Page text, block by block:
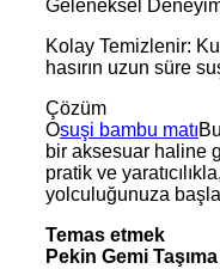
Geleneksel
Kolay Temizlenir:
hasırın uzun süre
Çözüm
Osuşi bambu matı
bir aksesuar haline
pratik ve
yolculuğunuza
Temas etmek
Pekin Gemi